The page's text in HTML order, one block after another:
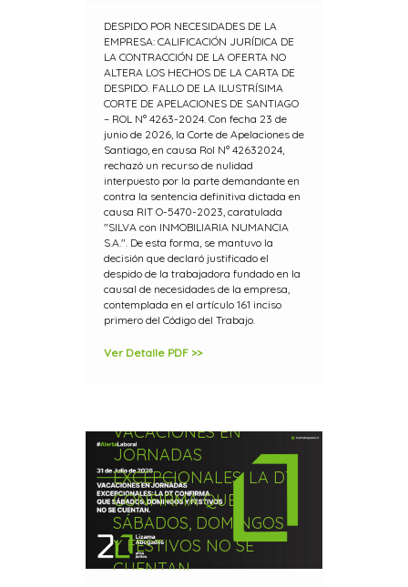
Santiago – ROL N°
4263-2024
DESPIDO POR NECESIDADES DE LA
EMPRESA: CALIFICACIÓN JURÍDICA DE
LA CONTRACCIÓN DE LA OFERTA NO
ALTERA LOS HECHOS DE LA CARTA DE
DESPIDO. FALLO DE LA ILUSTRÍSIMA
CORTE DE APELACIONES DE SANTIAGO
– ROL N° 4263-2024. Con fecha 23 de
junio de 2026, la Corte de Apelaciones de
Santiago, en causa Rol N° 42632024,
rechazó un recurso de nulidad
interpuesto por la parte demandante en
contra la sentencia definitiva dictada en
causa RIT O-5470-2023, caratulada
"SILVA con INMOBILIARIA NUMANCIA
S.A.". De esta forma, se mantuvo la
decisión que declaró justificado el
despido de la trabajadora fundado en la
causal de necesidades de la empresa,
contemplada en el artículo 161 inciso
primero del Código del Trabajo.
Ver Detalle PDF >>
VACACIONES EN
JORNADAS
EXCEPCIONALES: LA DT
CONFIRMA QUE
SÁBADOS, DOMINGOS
Y FESTIVOS NO SE
CUENTAN